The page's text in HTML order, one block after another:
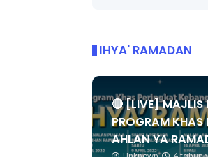
IHYA' RAMADAN
🔴 [LIVE] MAJLIS
PROGRAM
AHLAN YA